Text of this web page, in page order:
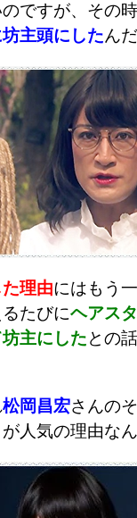
ですが、その
主頭にしたん
理由にはもう
たびにヘアス
主にしたとの
松岡昌宏さんの
人気の理由なん